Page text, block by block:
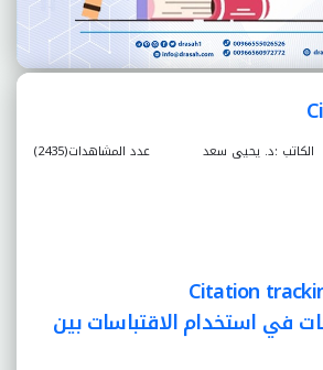
عدد المشاهدات(2435) الكاتب :د. يحيى سعد
في استخدام الاقتباسات بين